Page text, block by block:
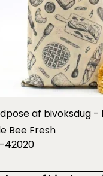
af bivoksdug
Bee Fresh
42020